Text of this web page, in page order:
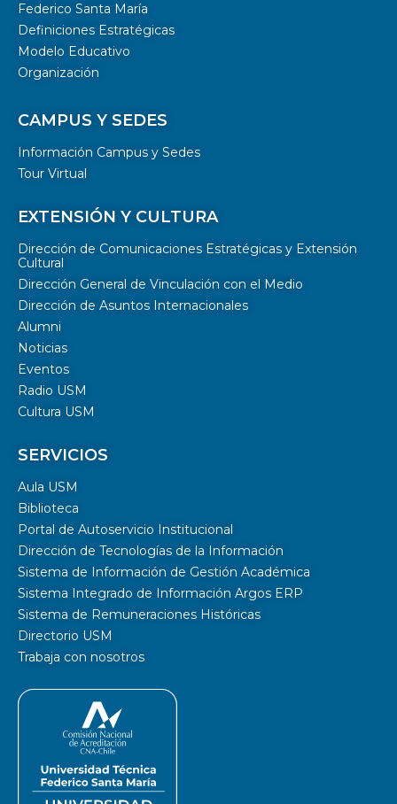
Federico Santa María
Definiciones Estratégicas
Modelo Educativo
Organización
CAMPUS Y SEDES
Información Campus y Sedes
Tour Virtual
EXTENSIÓN Y CULTURA
Dirección de Comunicaciones Estratégicas y Extensión
Cultural
Dirección General de Vinculación con el Medio
Dirección de Asuntos Internacionales
Alumni
Noticias
Eventos
Radio USM
Cultura USM
SERVICIOS
Aula USM
Biblioteca
Portal de Autoservicio Institucional
Dirección de Tecnologías de la Información
Sistema de Información de Gestión Académica
Sistema Integrado de Información Argos ERP
Sistema de Remuneraciones Históricas
Directorio USM
Trabaja con nosotros